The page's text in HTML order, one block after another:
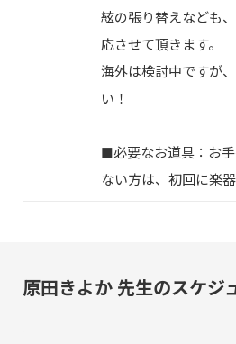
絃の張り替えなども
応させて頂きます。
海外は検討中ですが
い！
■必要なお道具：お
ない方は、初回に楽
原田きよか 先生のスケジ